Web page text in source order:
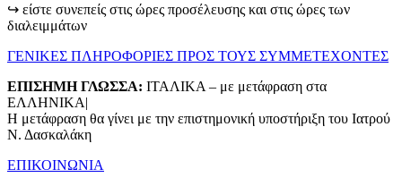
↪ είστε συνεπείς στις ώρες προσέλευσης και στις ώρες των
διαλειμμάτων
ΓΕΝΙΚΕΣ ΠΛΗΡΟΦΟΡΙΕΣ ΠΡΟΣ ΤΟΥΣ ΣΥΜΜΕΤΕΧΟΝΤΕΣ
ΕΠΙΣΗΜΗ ΓΛΩΣΣΑ: ΙΤΑΛΙΚΑ – με μετάφραση στα
ΕΛΛΗΝΙΚΑ|
Η μετάφραση θα γίνει με την επιστημονική υποστήριξη του Ιατρού
Ν. Δασκαλάκη
ΕΠΙΚΟΙΝΩΝΙΑ